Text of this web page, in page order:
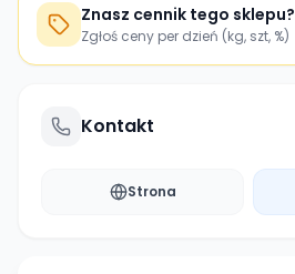
Znasz cennik tego sklepu?
Zgłoś ceny per dzień (kg, szt, %)
Kontakt
Strona